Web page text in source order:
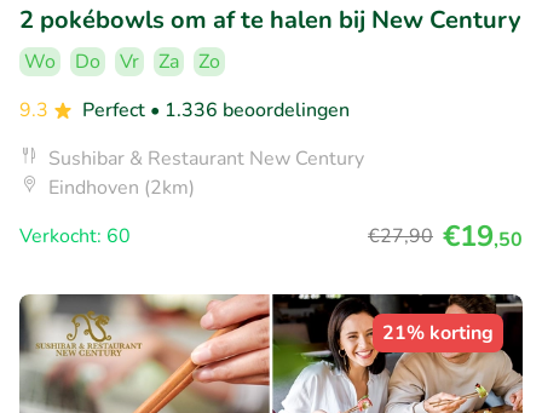
2 pokébowls om af te halen bij New Century
Wo Do Vr Za
Zo
9.3
Perfect • 1.336 beoordelingen
Sushibar & Restaurant New Century
Eindhoven (2km)
Verkocht: 60
€27,90 €19,50
21% korting